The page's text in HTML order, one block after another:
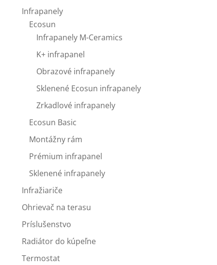
Infrapanely
Ecosun
Infrapanely M-Ceramics
K+ infrapanel
Obrazové infrapanely
Sklenené Ecosun infrapanely
Zrkadlové infrapanely
Ecosun Basic
Montážny rám
Prémium infrapanel
Sklenené infrapanely
Infražiariče
Ohrievač na terasu
Príslušenstvo
Radiátor do kúpeľne
Termostat